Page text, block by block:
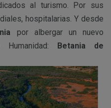
al turismo. Por sus
hospitalarias. Y desde
por albergar un nuevo
Betania de